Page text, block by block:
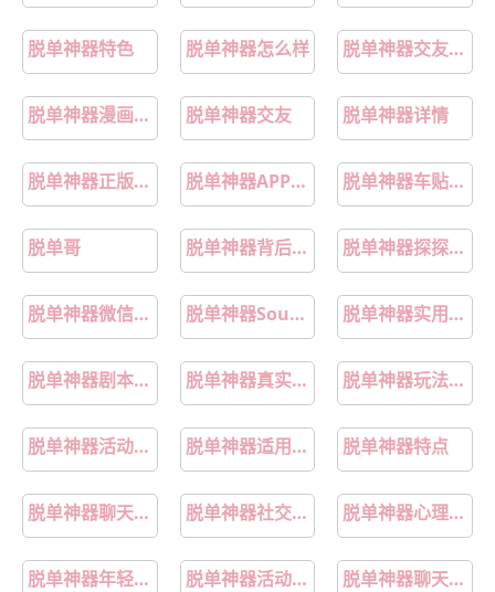
脱单神器特色 脱单神器怎么样 脱单神器交友平台排名
脱单神器漫画土豪 脱单神器交友 脱单神器详情
脱单神器正版书籍清单 脱单神器APP界面合集 脱单神器车贴超吸睛
脱单哥 脱单神器背后故事 脱单神器探探实测
脱单神器微信小程序 脱单神器SoulTouch实测 脱单神器实用攻略
脱单神器剧本杀测评 脱单神器真实测评 脱单神器玩法攻略
脱单神器活动奖品 脱单神器适用人群 脱单神器特点
脱单神器聊天小程序 脱单神器社交软件推荐 脱单神器心理测试
脱单神器年轻人专属款 脱单神器活动推荐 脱单神器聊天软件推荐